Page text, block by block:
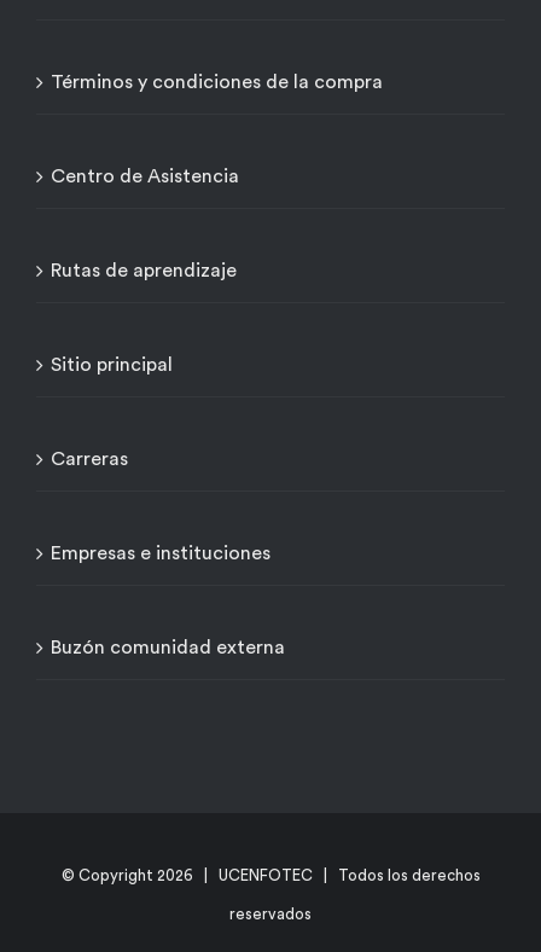
Términos y condiciones de la compra
Centro de Asistencia
Rutas de aprendizaje
Sitio principal
Carreras
Empresas e instituciones
Buzón comunidad externa
© Copyright 2026 | UCENFOTEC | Todos los derechos
reservados